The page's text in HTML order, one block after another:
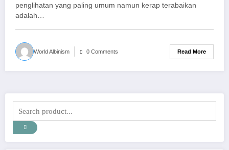
penglihatan yang paling umum namun kerap terabaikan
adalah…
World Albinism 0 Comments Read More